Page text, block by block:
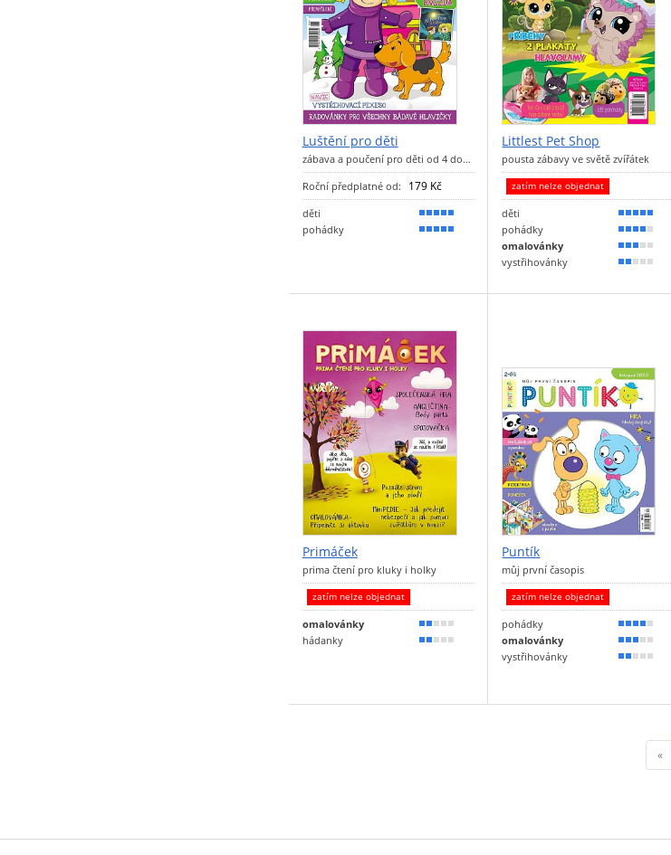
Luštění pro děti
zábava a poučení pro děti od 4 do…
Roční předplatné od: 179 Kč
děti
100 %
pohádky
100 %
Littlest Pet Shop
pousta zábavy ve světě zvířátek
zatím nelze objednat
děti
100 %
pohádky
80 %
omalovánky
50 %
vystřihovánky
40 %
Primáček
prima čtení pro kluky i holky
zatím nelze objednat
omalovánky
40 %
hádanky
30 %
Puntík
můj první časopis
zatím nelze objednat
pohádky
80 %
omalovánky
50 %
vystřihovánky
40 %
«